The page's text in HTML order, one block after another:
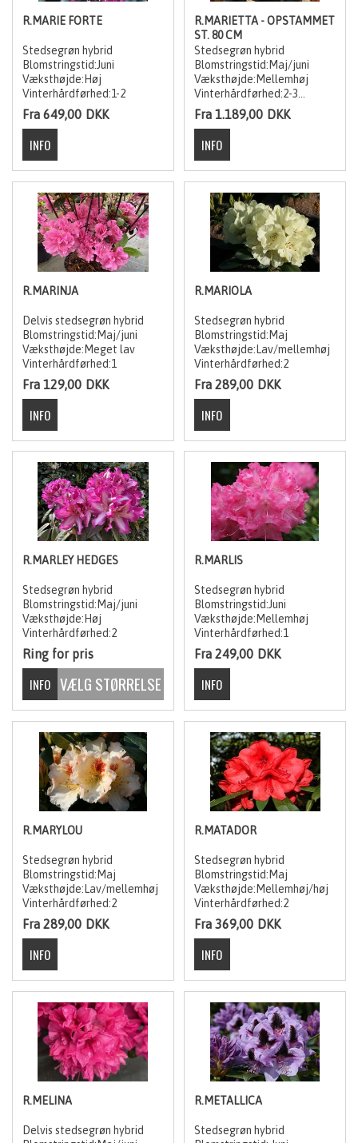
R.MARIE FORTE
Stedsegrøn hybrid
Blomstringstid:Juni
Væksthøjde:Høj
Vinterhårdførhed:1-2
Fra 649,00 DKK
R.MARIETTA - OPSTAMMET
ST. 80 CM
Stedsegrøn hybrid
Blomstringstid:Maj/juni
Væksthøjde:Mellemhøj
Vinterhårdførhed:2-3
Stammen er 80 cm. Kronen
Fra 1.189,00 DKK
R.MARINJA
Delvis stedsegrøn hybrid
Blomstringstid:Maj/juni
Væksthøjde:Meget lav
Vinterhårdførhed:1
Fra 129,00 DKK
R.MARIOLA
Stedsegrøn hybrid
Blomstringstid:Maj
Væksthøjde:Lav/mellemhøj
Vinterhårdførhed:2
Fra 289,00 DKK
R.MARLEY HEDGES
Stedsegrøn hybrid
Blomstringstid:Maj/juni
Væksthøjde:Høj
Vinterhårdførhed:2
Ring for pris
R.MARLIS
Stedsegrøn hybrid
Blomstringstid:Juni
Væksthøjde:Mellemhøj
Vinterhårdførhed:1
Fra 249,00 DKK
R.MARYLOU
Stedsegrøn hybrid
Blomstringstid:Maj
Væksthøjde:Lav/mellemhøj
Vinterhårdførhed:2
Fra 289,00 DKK
R.MATADOR
Stedsegrøn hybrid
Blomstringstid:Maj
Væksthøjde:Mellemhøj/høj
Vinterhårdførhed:2
Fra 369,00 DKK
R.MELINA
Delvis stedsegrøn hybrid
R.METALLICA
Stedsegrøn hybrid